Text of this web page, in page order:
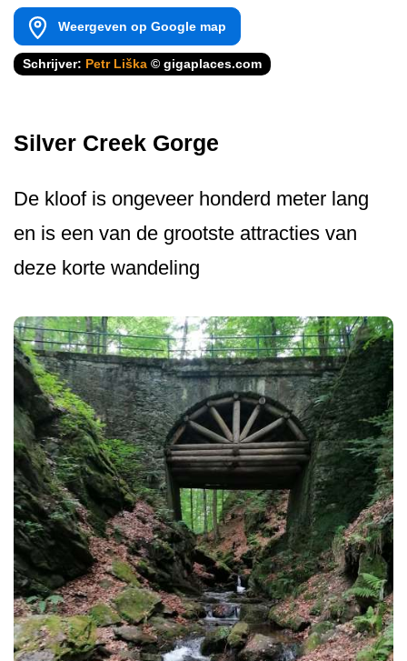
Weergeven op Google map
Schrijver: Petr Liška © gigaplaces.com
Silver Creek Gorge
De kloof is ongeveer honderd meter lang
en is een van de grootste attracties van
deze korte wandeling